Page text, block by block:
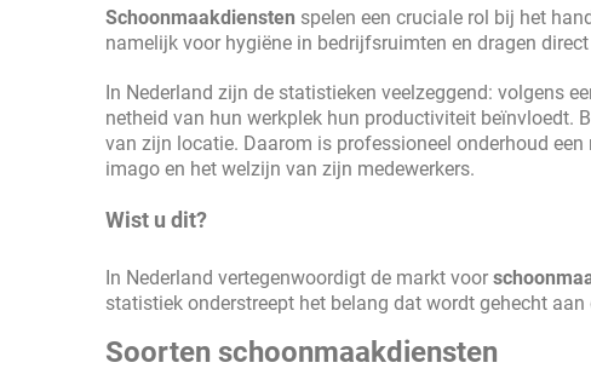
Schoonmaakdiensten spelen een cruciale rol bij het
namelijk voor hygiëne in bedrijfsruimten en dragen
In Nederland zijn de statistieken veelzeggend: volgens
netheid van hun werkplek hun productiviteit beïnvloedt.
van zijn locatie. Daarom is professioneel onderhoud
imago en het welzijn van zijn medewerkers.
Wist u dit?
In Nederland vertegenwoordigt de markt voor
statistiek onderstreept het belang dat wordt gehecht
Soorten schoonmaakdiensten